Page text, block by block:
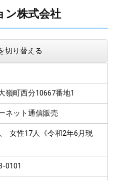
ン株式会社
切り替える
嶺町西分10667番地1
ネット通信販売
女性17人《令和2年6月現
0101